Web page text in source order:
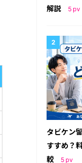
解説
5 pv
タビケン
すすめ？
較
5 pv